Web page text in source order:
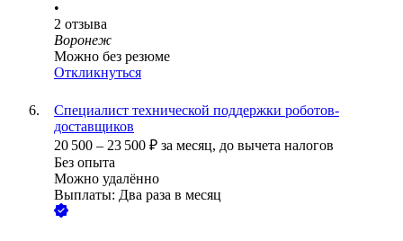
•
2 отзыва
Воронеж
Можно без резюме
Откликнуться
Специалист технической поддержки роботов-
доставщиков
20 500 – 23 500 ₽ за месяц, до вычета налогов
Без опыта
Можно удалённо
Выплаты: Два раза в месяц